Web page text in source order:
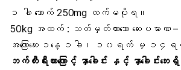
၁ ခါ သောက် 250mg ထက်မပိုရ။
50kg အထက် : သတ်မှတ်ထားသော ဆေးပမာဏ –
အကြောဆေး ၁နေ့ ၁ခါ၊ ၁၀ရက် မှ ၁၄
ဘက်တီးရီးယားကြောင့် နှာခေါင်း နှင့် နှာခေါင်းဘေး